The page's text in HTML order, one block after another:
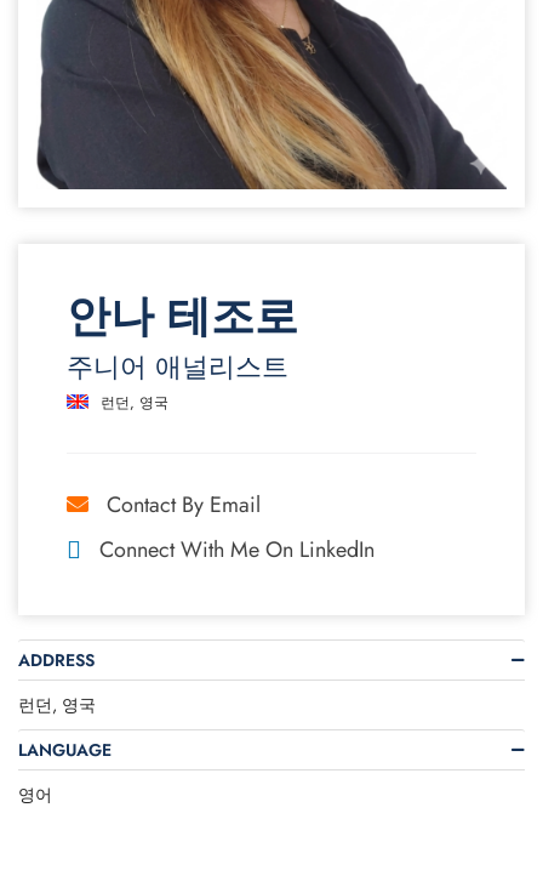
안나 테조로
주니어 애널리스트
런던, 영국
Contact By Email
Connect With Me On LinkedIn
ADDRESS
런던, 영국
LANGUAGE
영어